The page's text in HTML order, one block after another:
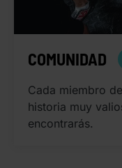
COMUNIDAD
Cada miembro
historia muy
encontrarás.